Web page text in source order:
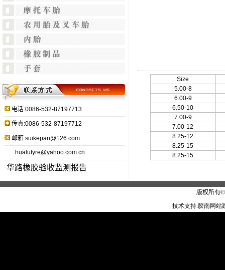
电话:0086-532-87197713
传真:0086-532-87197712
邮箱:suikepan@126.com
hualutyre@yahoo.com.cn
华路橡胶验收监测报告
Size
5.00-8
6.00-9
6.50-10
7.00-9
7.00-12
8.25-12
8.25-15
8.25-15
版权所有©
技术支持:胶南网站